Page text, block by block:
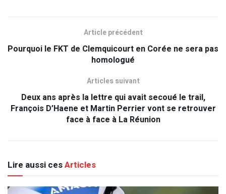
Article précédent
Pourquoi le FKT de Clemquicourt en Corée ne sera pas
homologué
Articles suivant
Deux ans après la lettre qui avait secoué le trail,
François D’Haene et Martin Perrier vont se retrouver
face à face à La Réunion
Lire aussi cesArticles